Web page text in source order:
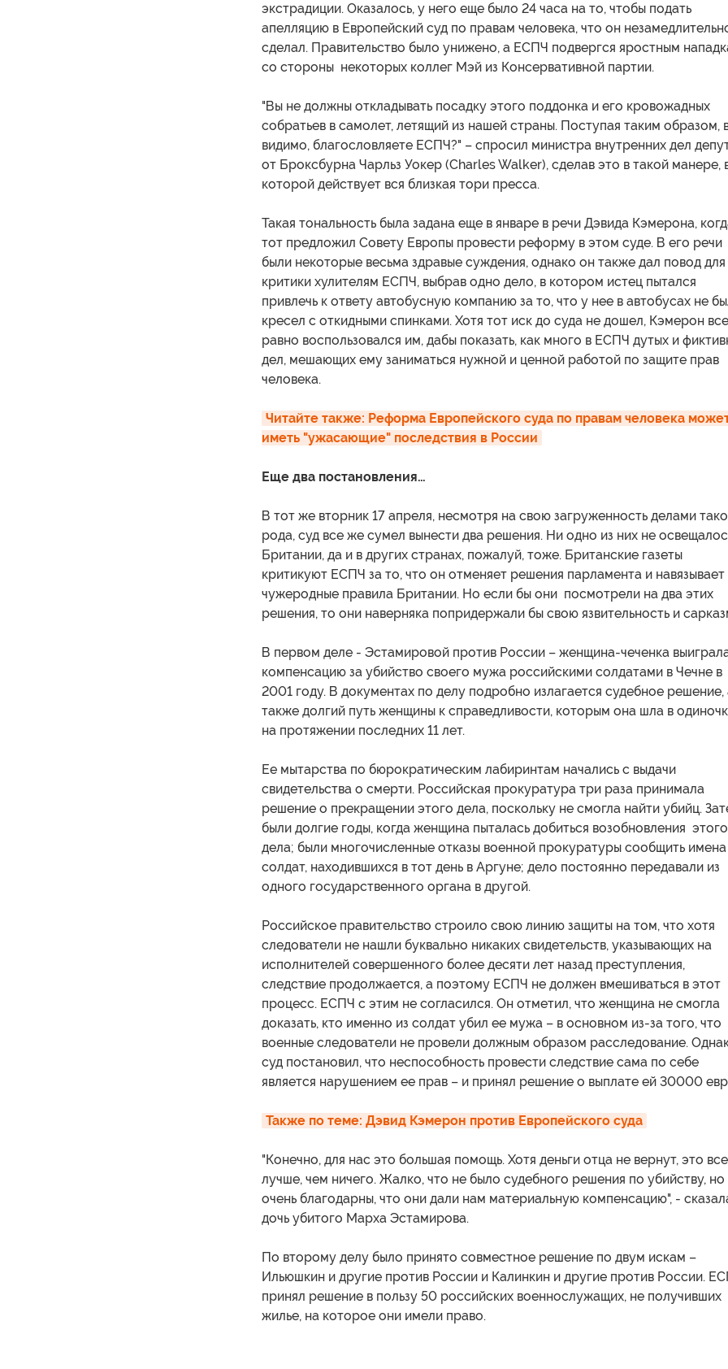
экстрадиции. Оказалось, у него еще было 24 часа на то, чтобы подать
апелляцию в Европейский суд по правам человека, что он
сделал. Правительство было унижено, а ЕСПЧ подвергся яростным
со стороны некоторых коллег Мэй из Консервативной партии.
"Вы не должны откладывать посадку этого поддонка и его кровожадных
собратьев в самолет, летящий из нашей страны. Поступая таким образом,
видимо, благословляете ЕСПЧ?" – спросил министра внутренних дел
от Броксбурна Чарльз Уокер (Charles Walker), сделав это в такой манере,
которой действует вся близкая тори пресса.
Такая тональность была задана еще в январе в речи Дэвида Кэмерона,
тот предложил Совету Европы провести реформу в этом суде. В его речи
были некоторые весьма здравые суждения, однако он также дал повод для
критики хулителям ЕСПЧ, выбрав одно дело, в котором истец пытался
привлечь к ответу автобусную компанию за то, что у нее в автобусах не
кресел с откидными спинками. Хотя тот иск до суда не дошел, Кэмерон все
равно воспользовался им, дабы показать, как много в ЕСПЧ дутых и
дел, мешающих ему заниматься нужной и ценной работой по защите прав
человека.
Читайте также: Реформа Европейского суда по правам человека
иметь "ужасающие" последствия в России
Еще два постановления…
В тот же вторник 17 апреля, несмотря на свою загруженность делами
рода, суд все же сумел вынести два решения. Ни одно из них не
Британии, да и в других странах, пожалуй, тоже. Британские газеты
критикуют ЕСПЧ за то, что он отменяет решения парламента и навязывает
чужеродные правила Британии. Но если бы они посмотрели на два этих
решения, то они наверняка попридержали бы свою язвительность и
В первом деле - Эстамировой против России – женщина-чеченка
компенсацию за убийство своего мужа российскими солдатами в Чечне в
2001 году. В документах по делу подробно излагается судебное решение,
также долгий путь женщины к справедливости, которым она шла в
на протяжении последних 11 лет.
Ее мытарства по бюрократическим лабиринтам начались с выдачи
свидетельства о смерти. Российская прокуратура три раза принимала
решение о прекращении этого дела, поскольку не смогла найти убийц.
были долгие годы, когда женщина пыталась добиться возобновления этого
дела; были многочисленные отказы военной прокуратуры сообщить имена
солдат, находившихся в тот день в Аргуне; дело постоянно передавали из
одного государственного органа в другой.
Российское правительство строило свою линию защиты на том, что хотя
следователи не нашли буквально никаких свидетельств, указывающих на
исполнителей совершенного более десяти лет назад преступления,
следствие продолжается, а поэтому ЕСПЧ не должен вмешиваться в этот
процесс. ЕСПЧ с этим не согласился. Он отметил, что женщина не смогла
доказать, кто именно из солдат убил ее мужа – в основном из-за того, что
военные следователи не провели должным образом расследование.
суд постановил, что неспособность провести следствие сама по себе
является нарушением ее прав – и принял решение о выплате ей 30000
Также по теме: Дэвид Кэмерон против Европейского суда
"Конечно, для нас это большая помощь. Хотя деньги отца не вернут, это
лучше, чем ничего. Жалко, что не было судебного решения по убийству,
очень благодарны, что они дали нам материальную компенсацию", -
дочь убитого Марха Эстамирова.
По второму делу было принято совместное решение по двум искам –
Ильюшкин и другие против России и Калинкин и другие против России.
принял решение в пользу 50 российских военнослужащих, не получивших
жилье, на которое они имели право.